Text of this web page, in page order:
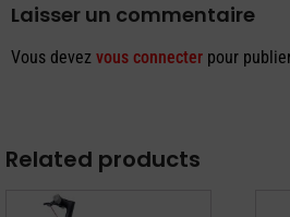
Laisser un commentaire
Vous devez vous connecter pour
Related products